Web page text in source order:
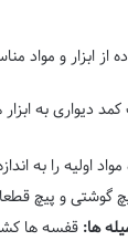
از ابزار و مواد
دیواری به
مواد اولیه را به
گوشتی و پیچ
ها: قفسه ها